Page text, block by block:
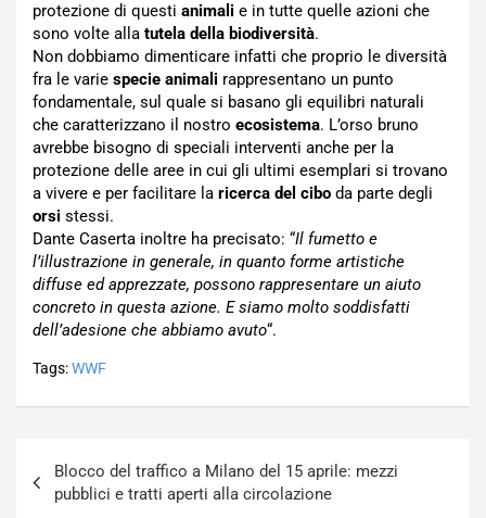
protezione di questi animali e in tutte quelle azioni che
sono volte alla tutela della biodiversità.
Non dobbiamo dimenticare infatti che proprio le diversità
fra le varie specie animali rappresentano un punto
fondamentale, sul quale si basano gli equilibri naturali
che caratterizzano il nostro ecosistema. L’orso bruno
avrebbe bisogno di speciali interventi anche per la
protezione delle aree in cui gli ultimi esemplari si trovano
a vivere e per facilitare la ricerca del cibo da parte degli
orsi stessi.
Dante Caserta inoltre ha precisato: “Il fumetto e
l’illustrazione in generale, in quanto forme artistiche
diffuse ed apprezzate, possono rappresentare un aiuto
concreto in questa azione. E siamo molto soddisfatti
dell’adesione che abbiamo avuto“.
Tags:WWF
articoli
Blocco del traffico a Milano del 15 aprile: mezzi
pubblici e tratti aperti alla circolazione